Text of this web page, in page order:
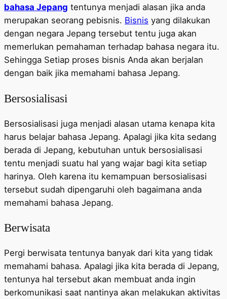
bahasa Jepang tentunya menjadi alasan jika anda
merupakan seorang pebisnis. Bisnis yang dilakukan
dengan negara Jepang tersebut tentu juga akan
memerlukan pemahaman terhadap bahasa negara itu.
Sehingga Setiap proses bisnis Anda akan berjalan
dengan baik jika memahami bahasa Jepang.
Bersosialisasi
Bersosialisasi juga menjadi alasan utama kenapa kita
harus belajar bahasa Jepang. Apalagi jika kita sedang
berada di Jepang, kebutuhan untuk bersosialisasi
tentu menjadi suatu hal yang wajar bagi kita setiap
harinya. Oleh karena itu kemampuan bersosialisasi
tersebut sudah dipengaruhi oleh bagaimana anda
memahami bahasa Jepang.
Berwisata
Pergi berwisata tentunya banyak dari kita yang tidak
memahami bahasa. Apalagi jika kita berada di Jepang,
tentunya hal tersebut akan membuat anda ingin
berkomunikasi saat nantinya akan melakukan aktivitas